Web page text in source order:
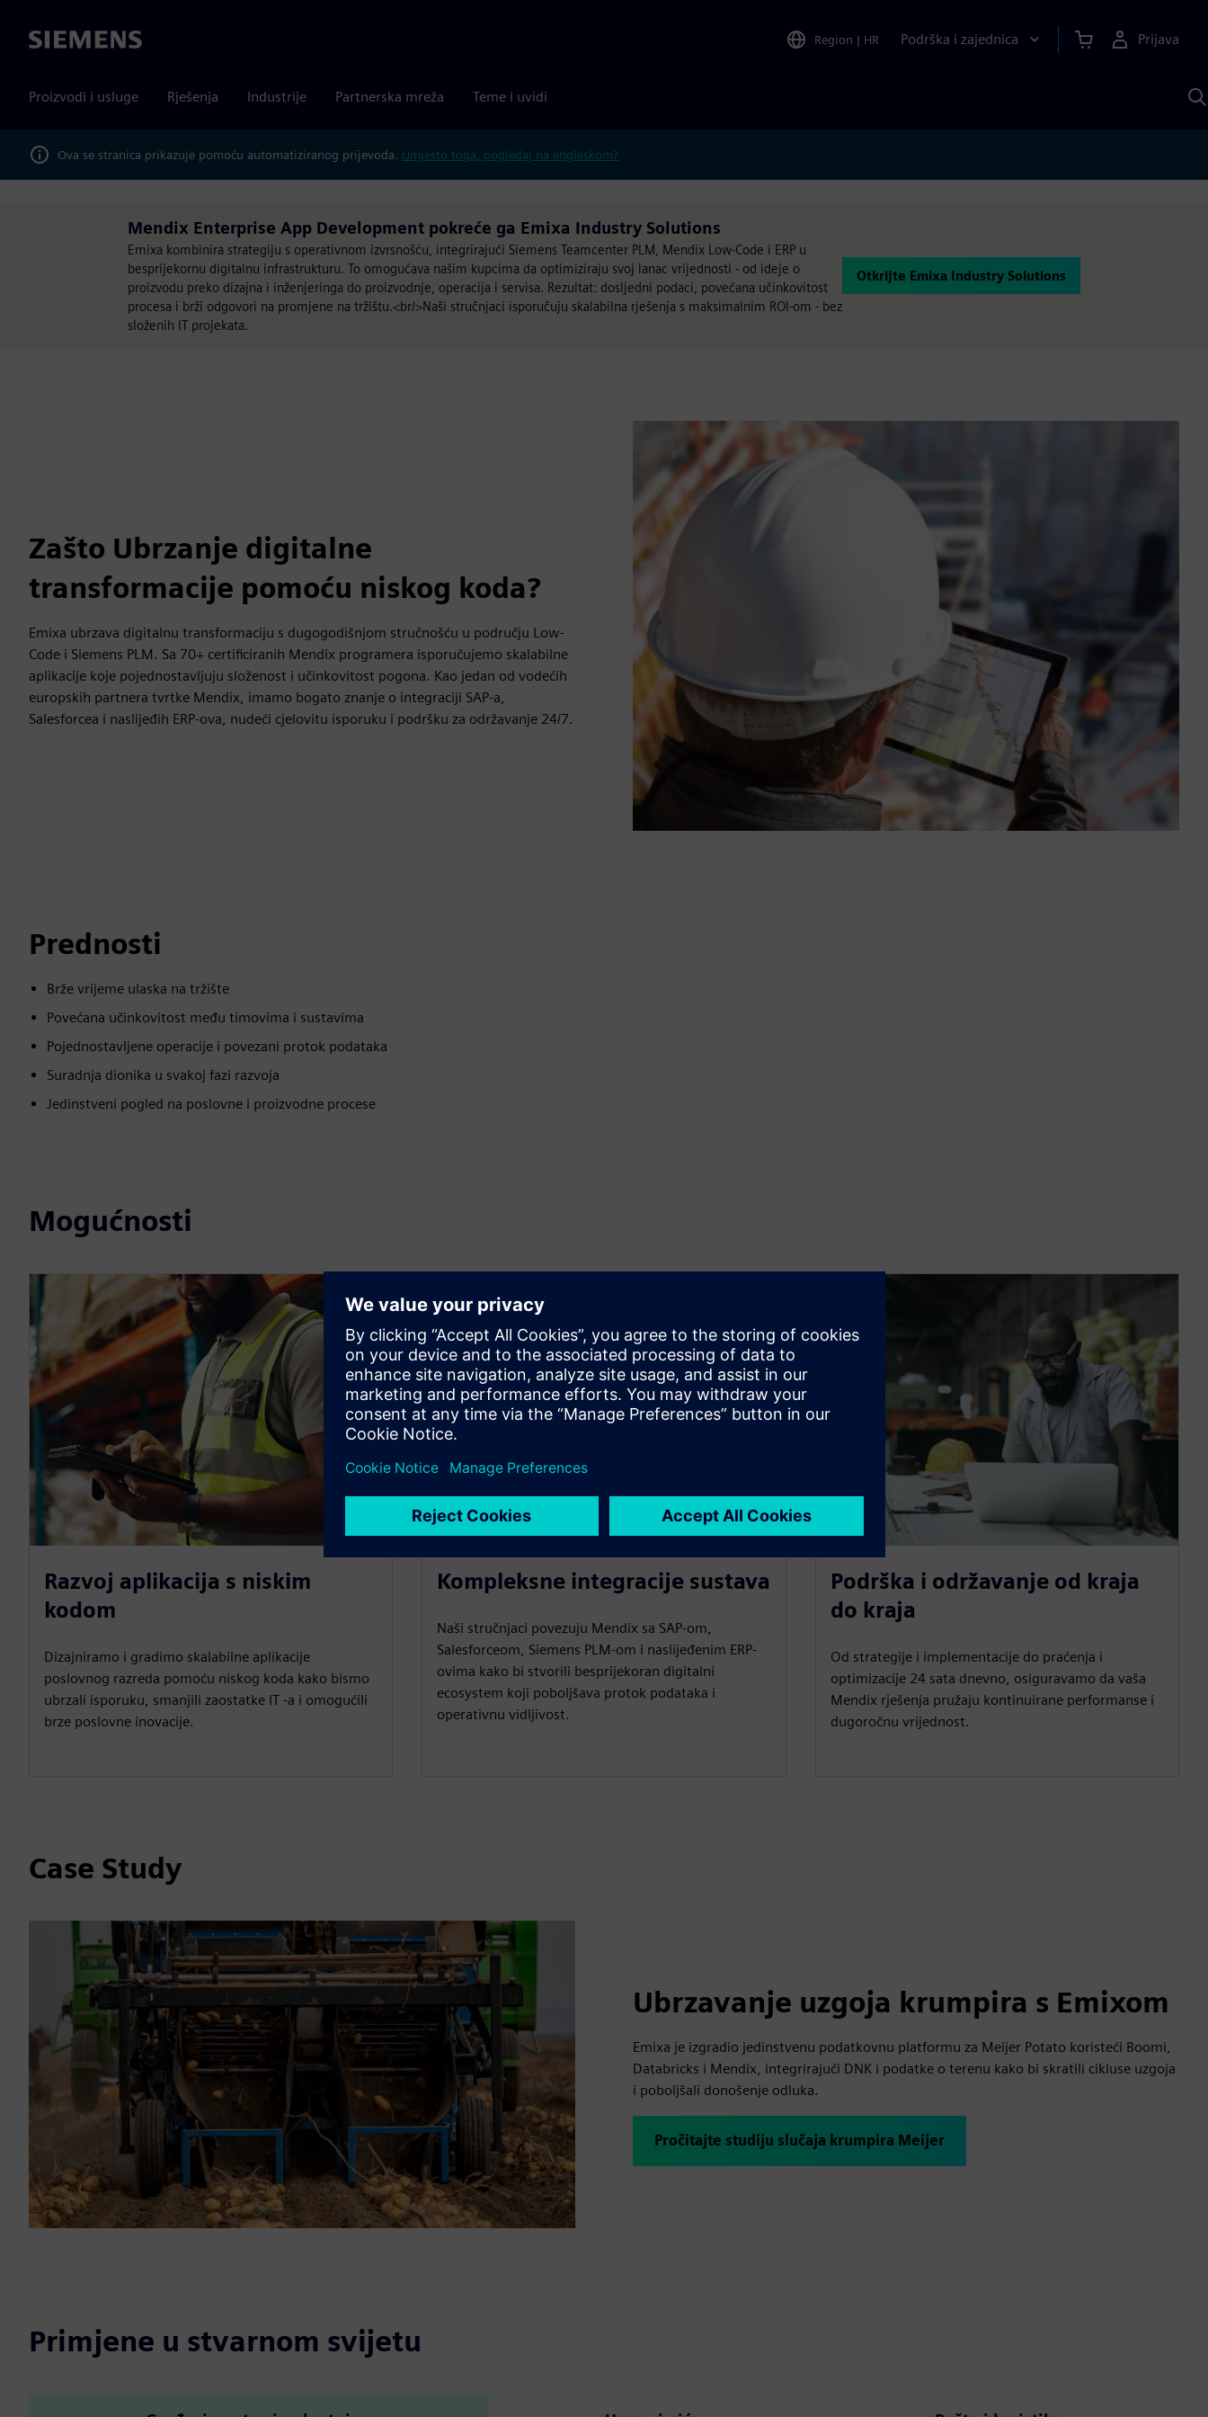
Siemens Region | HR Podrška i zajednica Prijava
Proizvodi i usluge Rješenja Industrije Partnerska mreža Teme i uvidi
Ova se stranica prikazuje pomoću automatiziranog prijevoda. Umjesto toga, pogledaj na engleskom?
Mendix Enterprise App Development pokreće ga Emixa Industry Solutions
Emixa kombinira strategiju s operativnom izvrsnošću, integrirajući Siemens Teamcenter PLM, Mendix Low-Code i ERP u
besprijekornu digitalnu infrastrukturu. To omogućava našim kupcima da optimiziraju svoj lanac vrijednosti - od ideje o
proizvodu preko dizajna i inženjeringa do proizvodnje, operacija i servisa. Rezultat: dosljedni podaci, povećana učinkovitost
procesa i brži odgovori na promjene na tržištu.<br/>Naši stručnjaci isporučuju skalabilna rješenja s maksimalnim ROI-om - bez
složenih IT projekata.
Otkrijte Emixa Industry Solutions
Zašto Ubrzanje digitalne
transformacije pomoću niskog koda?
Emixa ubrzava digitalnu transformaciju s dugogodišnjom stručnošću u području Low-
Code i Siemens PLM. Sa 70+ certificiranih Mendix programera isporučujemo skalabilne
aplikacije koje pojednostavljuju složenost i učinkovitost pogona. Kao jedan od vodećih
europskih partnera tvrtke Mendix, imamo bogato znanje o integraciji SAP-a,
Salesforcea i naslijeđih ERP-ova, nudeći cjelovitu isporuku i podršku za održavanje 24/7.
Prednosti
Brže vrijeme ulaska na tržište
Povećana učinkovitost među timovima i sustavima
Pojednostavljene operacije i povezani protok podataka
Suradnja dionika u svakoj fazi razvoja
Jedinstveni pogled na poslovne i proizvodne procese
Mogućnosti
Razvoj aplikacija s niskim
kodom
Dizajniramo i gradimo skalabilne aplikacije
poslovnog razreda pomoću niskog koda kako bismo
ubrzali isporuku, smanjili zaostatke IT -a i omogućili
brze poslovne inovacije.
Kompleksne integracije sustava
Naši stručnjaci povezuju Mendix sa SAP-om,
Salesforceom, Siemens PLM-om i naslijeđenim ERP-
ovima kako bi stvorili besprijekoran digitalni
ecosystem koji poboljšava protok podataka i
operativnu vidljivost.
Podrška i održavanje od kraja
do kraja
Od strategije i implementacije do praćenja i
optimizacije 24 sata dnevno, osiguravamo da vaša
Mendix rješenja pružaju kontinuirane performanse i
dugoročnu vrijednost.
Case Study
Ubrzavanje uzgoja krumpira s Emixom
Emixa je izgradio jedinstvenu podatkovnu platformu za Meijer Potato koristeći Boomi,
Databricks i Mendix, integrirajući DNK i podatke o terenu kako bi skratili cikluse uzgoja
i poboljšali donošenje odluka.
Pročitajte studiju slučaja krumpira Meijer
Primjene u stvarnom svijetu